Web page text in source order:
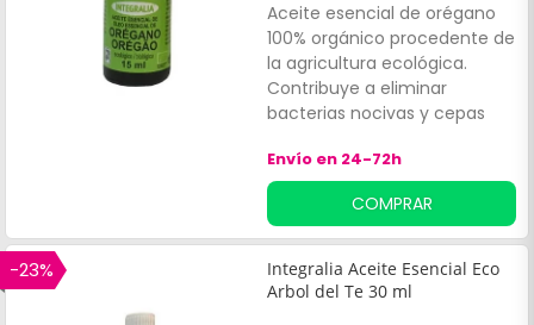
Aceite esencial de orégano
100% orgánico procedente de
la agricultura ecológica.
Contribuye a eliminar
bacterias nocivas y cepas
Además, cuenta con activos
antioxidantes que ayudan a
reforzar la protección celular
contra las agresiones
externas.
Envío en 24-72h
COMPRAR
-23%
Integralia Aceite Esencial Eco
Arbol del Te 30 ml